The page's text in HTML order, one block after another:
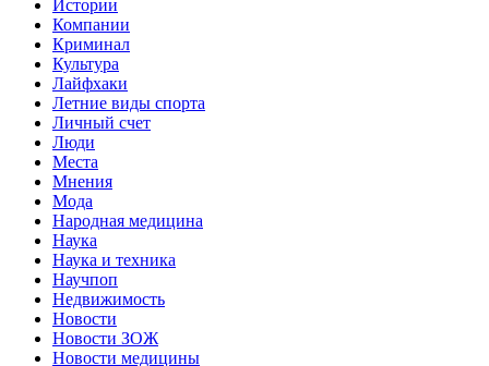
Истории
Компании
Криминал
Культура
Лайфхаки
Летние виды спорта
Личный счет
Люди
Места
Мнения
Мода
Народная медицина
Наука
Наука и техника
Научпоп
Недвижимость
Новости
Новости ЗОЖ
Новости медицины